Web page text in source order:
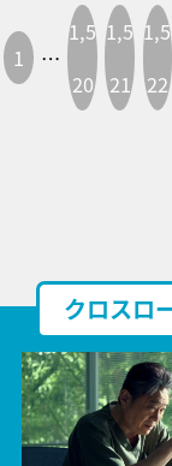
1 …
1,5
20
1,5
21
1,5
22
クロスロ